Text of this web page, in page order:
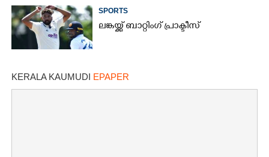
SPORTS
ലങ്കയ്ക്ക് ബാറ്റിംഗ് പ്രാക്ടീസ്
KERALA KAUMUDI EPAPER